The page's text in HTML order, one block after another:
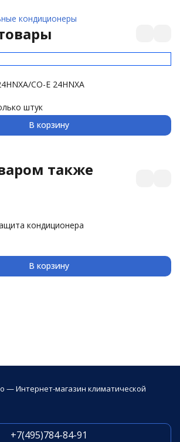
кондиционеры
CO-E 24HNXA
штук
В корзину
также
кондиционера
В корзину
— Интернет-магазин климатической
+7(495)784-84-91